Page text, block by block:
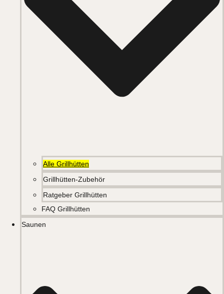
Alle Grillhütten
Grillhütten-Zubehör
Ratgeber Grillhütten
FAQ Grillhütten
Saunen